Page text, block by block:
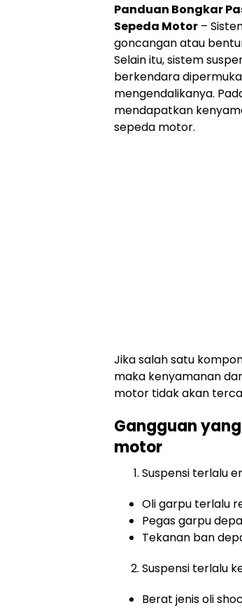
Panduan Bongkar
Sepeda Motor –
goncangan atau
Selain itu, sistem
berkendara
mengendalikanya.
mendapatkan
sepeda motor.
Jika salah satu
maka kenyamanan
motor tidak akan
Gangguan
motor
Suspensi terlalu
Oli garpu terlalu
Pegas garpu
Tekanan ban
Suspensi terlalu
Berat jenis oli